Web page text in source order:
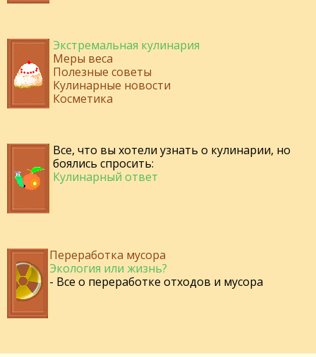
Экстремальная кулинария
Меры веса
Полезные советы
Кулинарные новости
Косметика
Все, что вы хотели узнать о кулинарии, но
боялись спросить:
Кулинарный ответ
Переработка мусора
Экология или жизнь?
- Все о переработке отходов и мусора